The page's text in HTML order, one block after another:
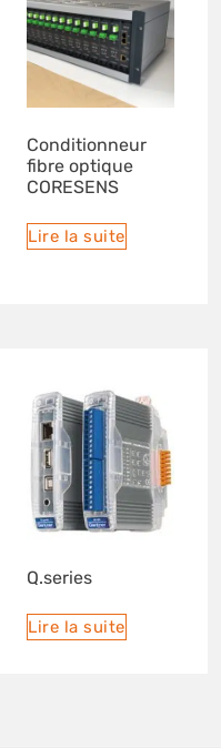
Conditionneur
fibre optique
CORESENS
Lire la suite
Q.series
Lire la suite